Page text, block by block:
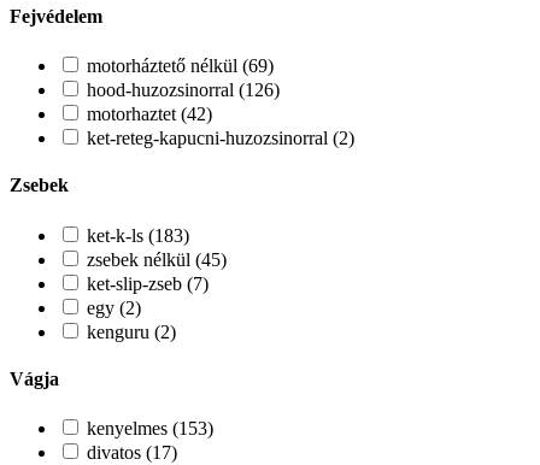
Fejvédelem
motorháztető nélkül (69)
hood-huzozsinorral (126)
motorhaztet (42)
ket-reteg-kapucni-huzozsinorral (2)
Zsebek
ket-k-ls (183)
zsebek nélkül (45)
ket-slip-zseb (7)
egy (2)
kenguru (2)
Vágja
kenyelmes (153)
divatos (17)